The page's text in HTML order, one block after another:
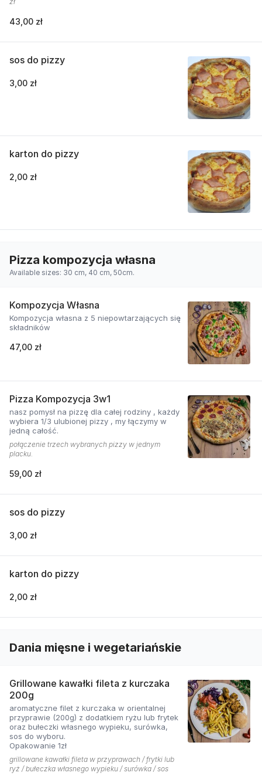
43,00 zł
sos do pizzy
3,00 zł
karton do pizzy
2,00 zł
Pizza kompozycja własna
Available sizes: 30 cm, 40 cm, 50cm.
Kompozycja Własna
Kompozycja własna z 5 niepowtarzających się
składników
47,00 zł
Pizza Kompozycja 3w1
nasz pomysł na pizzę dla całej rodziny , każdy
wybiera 1/3 ulubionej pizzy , my łączymy w
jedną całość.
połączenie trzech wybranych pizzy w jednym
placku.
59,00 zł
sos do pizzy
3,00 zł
karton do pizzy
2,00 zł
Dania mięsne i wegetariańskie
Grillowane kawałki fileta z kurczaka
200g
aromatyczne filet z kurczaka w orientalnej
przyprawie (200g) z dodatkiem ryżu lub frytek
oraz bułeczki własnego wypieku, surówka,
sos do wyboru.
Opakowanie 1zł
grillowane kawałki fileta w przyprawach / frytki lub
ryż / bułeczka własnego wypieku / surówka / sos